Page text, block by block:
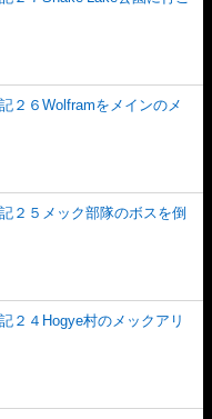
２６Wolframをメインのメ
２５メック部隊のボスを倒
２４Hogye村のメックアリ